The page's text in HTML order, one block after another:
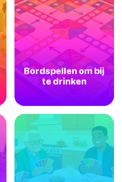
Bordspellen om bij
te drinken